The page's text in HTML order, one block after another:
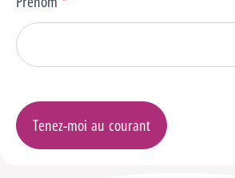
Tenez-moi au courant